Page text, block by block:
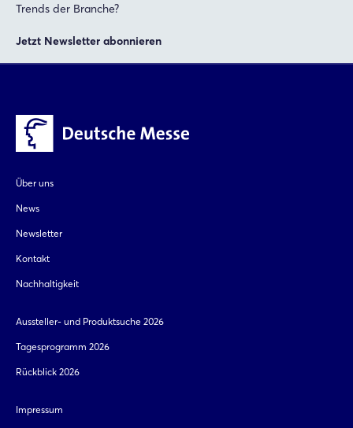
Trends der Branche?
Jetzt Newsletter abonnieren
Über uns
News
Newsletter
Kontakt
Nachhaltigkeit
Aussteller- und Produktsuche 2026
Tagesprogramm 2026
Rückblick 2026
Impressum